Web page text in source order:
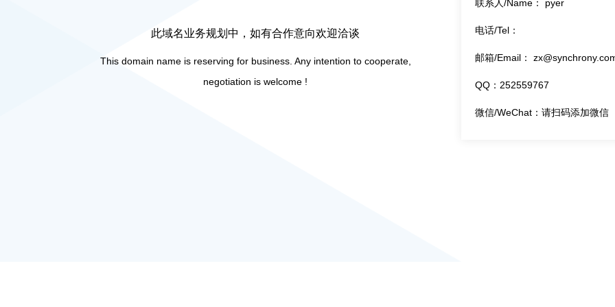
此域名业务规划中，如有合作意向欢迎洽谈
This domain name is reserving for business. Any intention to cooperate,
negotiation is welcome !
联系人/Name： pyer
电话/Tel：
邮箱/Email：
QQ：252559767
微信/WeChat：请扫码添加微信